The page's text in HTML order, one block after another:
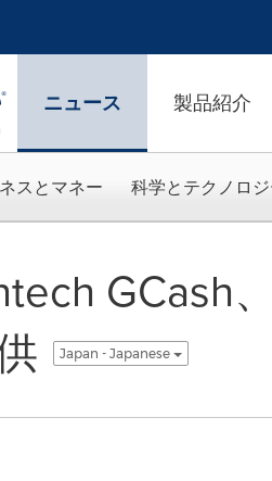
ニュース 製品紹介
スとマネー 科学とテクノロ
GCash
Japan - Japanese